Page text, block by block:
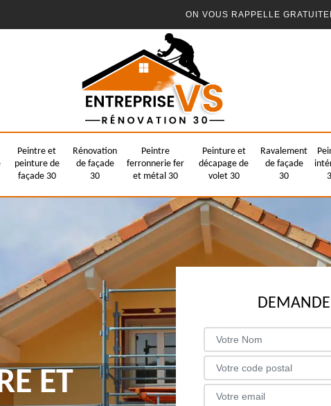
ON VOUS RAPPELLE
Peintre et
peinture de
façade 30
Rénovation
de façade
30
Peintre
ferronnerie fer
et métal 30
Peinture et
décapage de
volet 30
Ravalement
de façade
30
ET